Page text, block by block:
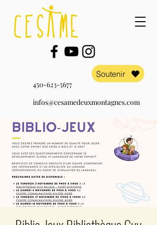
Soutenir
450-623-5677
infos@cesamedeuxmontagnes.com